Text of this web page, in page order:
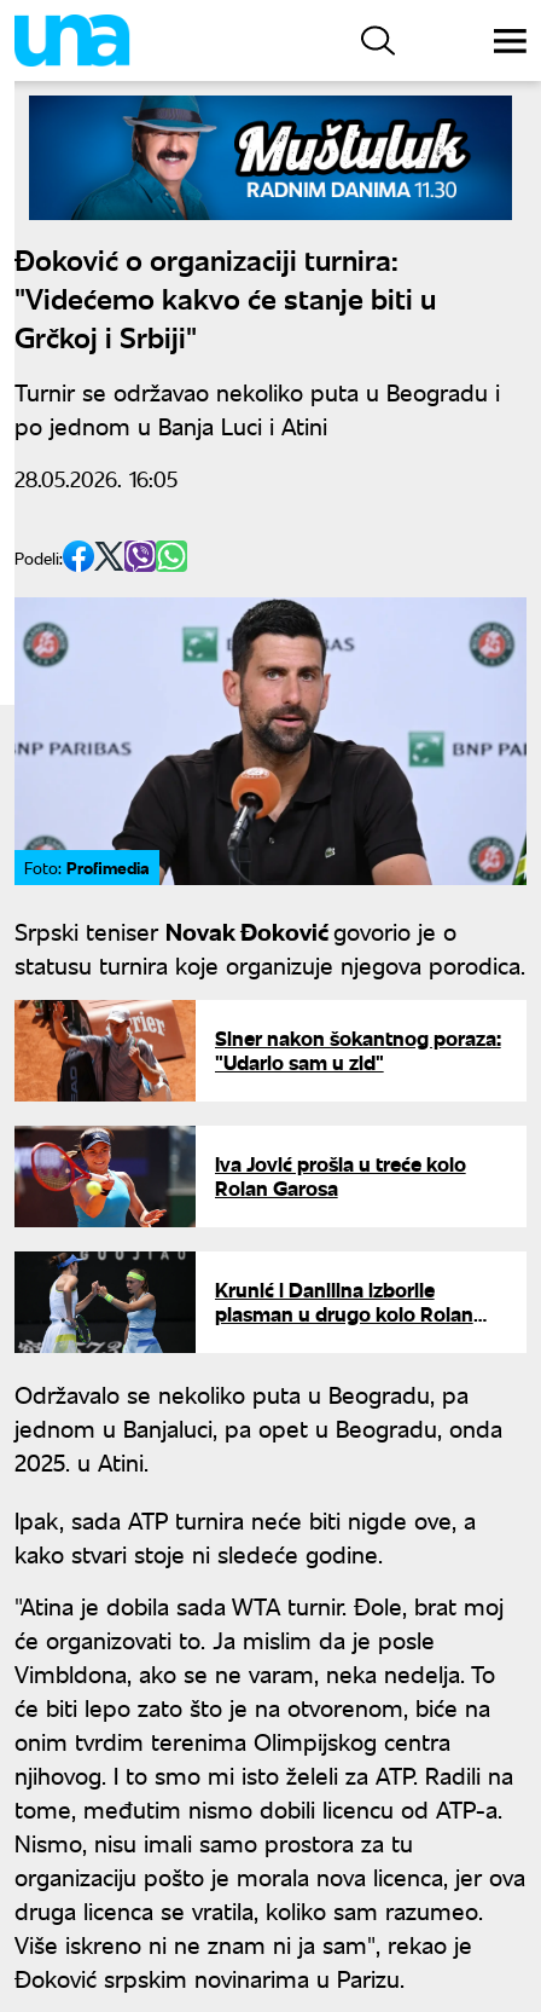
Đoković o organizaciji turnira:
"Videćemo kakvo će stanje biti u
Grčkoj i Srbiji"
Turnir se održavao nekoliko puta u Beogradu i
po jednom u Banja Luci i Atini
28.05.2026. 16:05
Podeli:
Foto: Profimedia
Srpski teniser Novak Đokovićgovorio je o
statusu turnira koje organizuje njegova porodica.
Siner nakon šokantnog poraza:
"Udario sam u zid"
Iva Jović prošla u treće kolo
Rolan Garosa
Krunić i Danilina izborile
plasman u drugo kolo Rolan
Održavalo se nekoliko puta u Beogradu, pa
jednom u Banjaluci, pa opet u Beogradu, onda
2025. u Atini.
Ipak, sada ATP turnira neće biti nigde ove, a
kako stvari stoje ni sledeće godine.
"Atina je dobila sada WTA turnir. Đole, brat moj
će organizovati to. Ja mislim da je posle
Vimbldona, ako se ne varam, neka nedelja. To
će biti lepo zato što je na otvorenom, biće na
onim tvrdim terenima Olimpijskog centra
njihovog. I to smo mi isto želeli za ATP. Radili na
tome, međutim nismo dobili licencu od ATP-a.
Nismo, nisu imali samo prostora za tu
organizaciju pošto je morala nova licenca, jer ova
druga licenca se vratila, koliko sam razumeo.
Više iskreno ni ne znam ni ja sam", rekao je
Đoković srpskim novinarima u Parizu.